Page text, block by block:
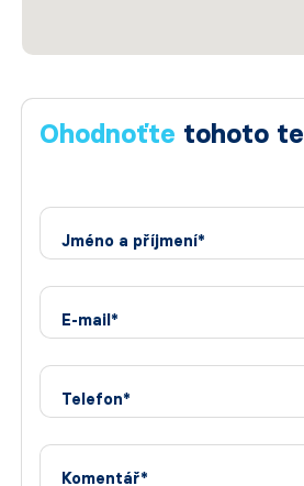
Ohodnoťte tohoto
Jméno a příjmení*
E-mail*
Telefon*
Komentář*